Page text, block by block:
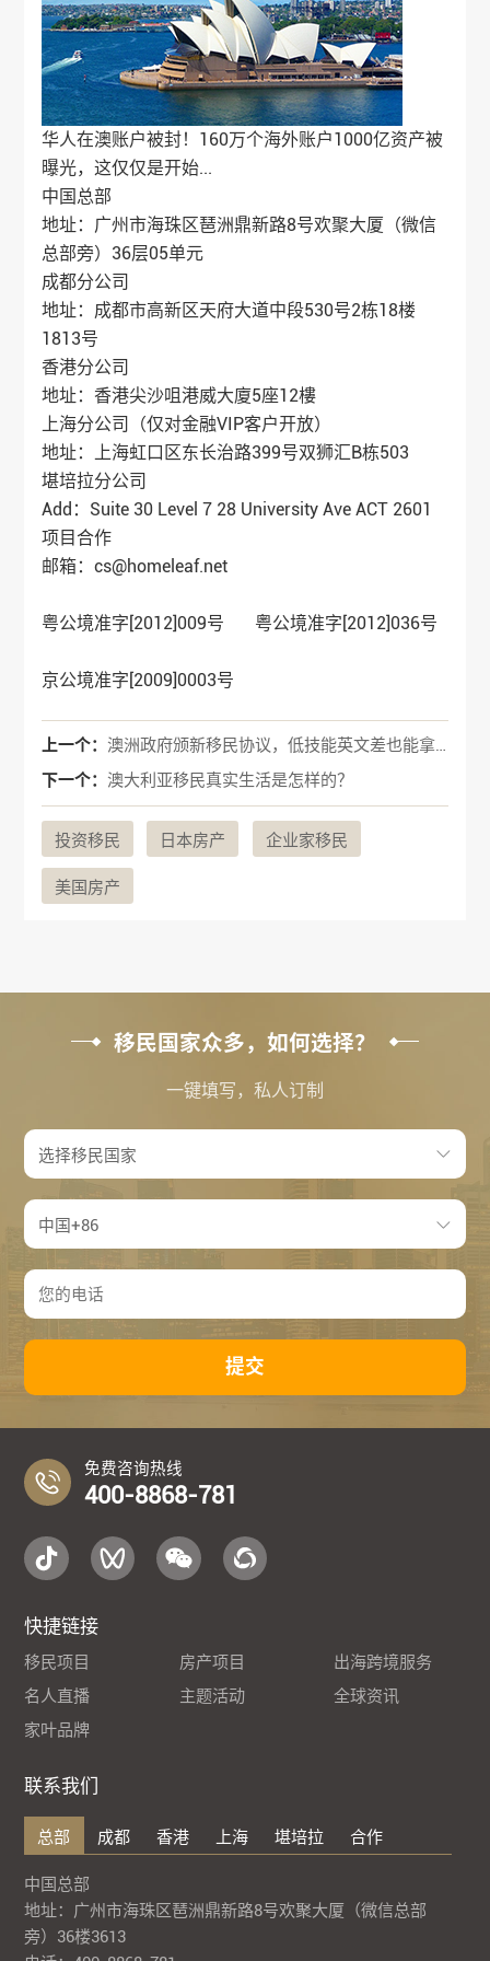
华人在澳账户被封！160万个海外账户1000亿资产被
曝光，这仅仅是开始...
中国总部
地址：广州市海珠区琶洲鼎新路8号欢聚大厦（微信
总部旁）36层05单元
成都分公司
地址：成都市高新区天府大道中段530号2栋18楼
1813号
香港分公司
地址：香港尖沙咀港威大廈5座12樓
上海分公司（仅对金融VIP客户开放）
地址：上海虹口区东长治路399号双狮汇B栋503
堪培拉分公司
Add：Suite 30 Level 7 28 University Ave ACT 2601
项目合作
邮箱：cs@homeleaf.net
粤公境准字[2012]009号 粤公境准字[2012]036号
京公境准字[2009]0003号
上一个：
澳洲政府颁新移民协议，低技能英文差也能拿PR！瞬间在华人圈刷屏！
下一个： 澳大利亚移民真实生活是怎样的？
投资移民 日本房产 企业家移民
美国房产
移民国家众多，如何选择？
一键填写，私人订制
提交
免费咨询热线
400-8868-781
快捷链接
移民项目 房产项目
出海跨境服务
名人直播
主题活动
全球资讯
家叶品牌
联系我们
总部 成都 香港 上海 堪培拉 合作
中国总部
地址：广州市海珠区琶洲鼎新路8号欢聚大厦（微信总部
旁）36楼3613